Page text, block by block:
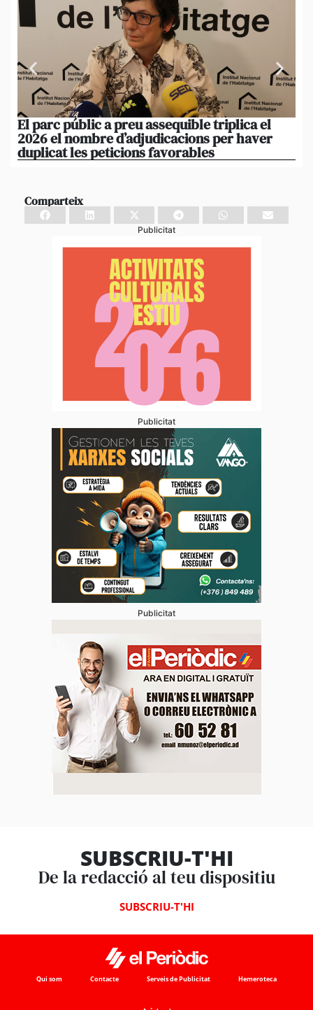
El parc públic a preu assequible triplica el
2026 el nombre d’adjudicacions per haver
duplicat les peticions favorables
Comparteix
Publicitat
Publicitat
Publicitat
SUBSCRIU-T'HI
De la redacció al teu dispositiu
SUBSCRIU-T'HI
Qui som Contacte Serveis de Publicitat Hemeroteca